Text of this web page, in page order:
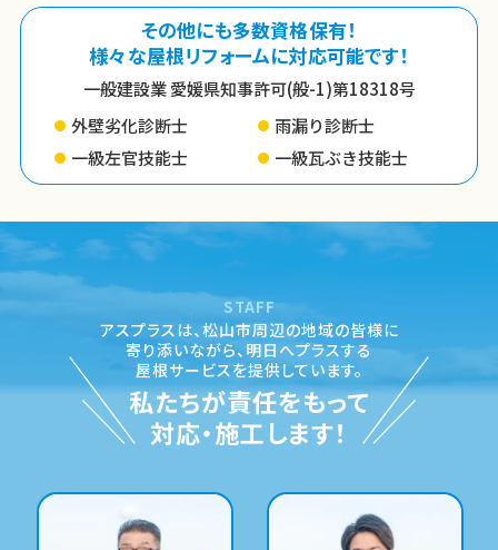
その他にも多数資格保有！
様々な屋根リフォームに対応可能です！
一般建設業 愛媛県知事許可(般-1)第18318号
外壁劣化診断士
雨漏り診断士
一級左官技能士
一級瓦ぶき技能士
STAFF
アスプラスは、松山市周辺の地域の皆様に
寄り添いながら、 明日へプラスする
屋根サービスを提供しています。
私たちが責任をもって
対応・施工します！